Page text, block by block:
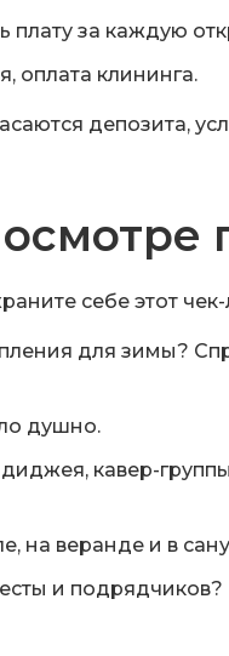
плату за каждую
оплата клининга.
депозита,
себе этот чек-
для зимы?
душно.
кавер-
на веранде и в
и